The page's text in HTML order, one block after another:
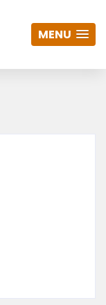
MENU